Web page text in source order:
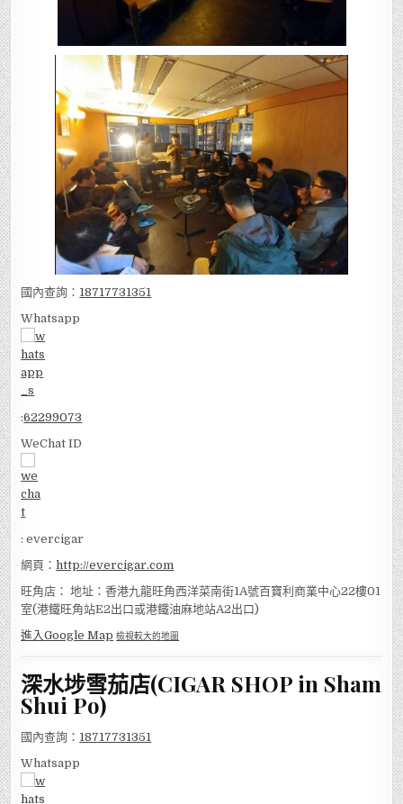
國內查詢： 18717731351
Whatsapp
:62299073
WeChat ID
: evercigar
網頁：http://evercigar.com
旺角店： 地址：香港九龍旺角西洋菜南街1A號百寶利商業中心22樓01
室(港鐵旺角站E2出口或港鐵油麻地站A2出口)
進入Google Map 檢視較大的地圖
深水埗雪茄店(CIGAR SHOP in Sham
Shui Po)
國內查詢： 18717731351
Whatsapp